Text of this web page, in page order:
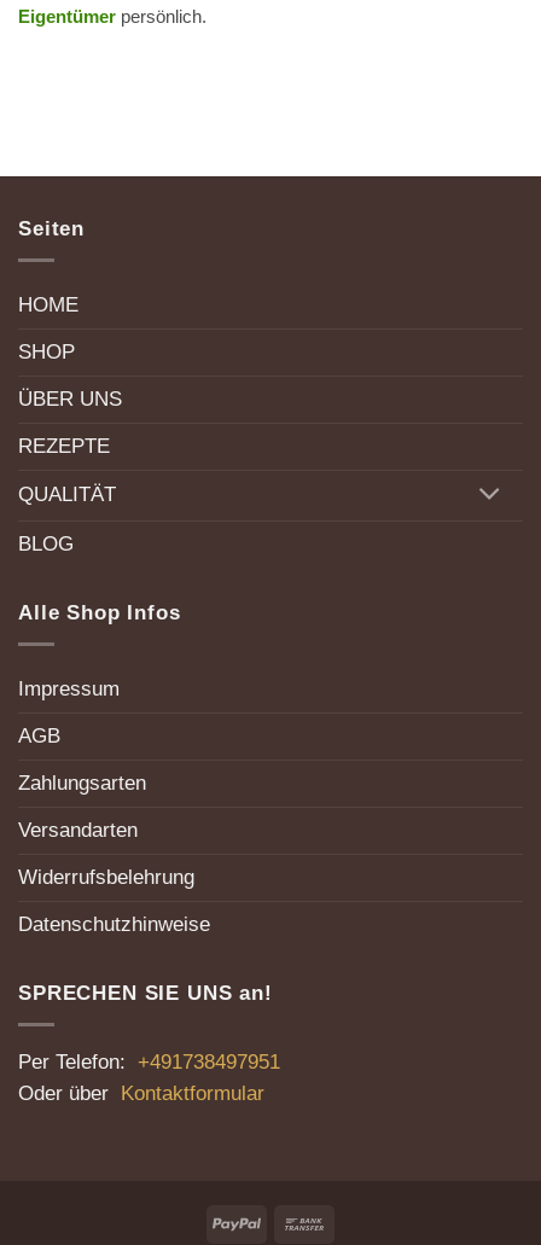
Eigentümer persönlich.
Seiten
HOME
SHOP
ÜBER UNS
REZEPTE
QUALITÄT
BLOG
Alle Shop Infos
Impressum
AGB
Zahlungsarten
Versandarten
Widerrufsbelehrung
Datenschutzhinweise
SPRECHEN SIE UNS an!
Per Telefon: +491738497951
Oder über Kontaktformular
PayPal